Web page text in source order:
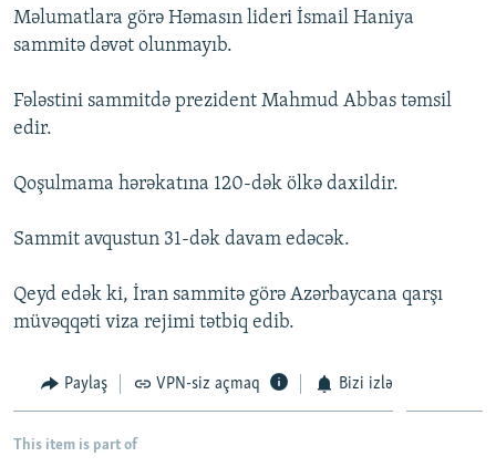
KARIKATURA
İSLAM VƏ DEMOKRATIYA
PEŞƏ ETIKASI VƏ JURNALISTIKA STANDARTLARIMIZ
AZADLIQRADIOSU MOBIL TELEFONUNUZDA
XƏBƏR BÜLLETENLƏRIMIZ
BIZI IZLƏ
RFE/RL-in bütün saytları
Məlumatlara görə Həmasın lideri İsmail Haniya
sammitə dəvət olunmayıb.
Fələstini sammitdə prezident Mahmud Abbas təmsil
edir.
Qoşulmama hərəkatına 120-dək ölkə daxildir.
Sammit avqustun 31-dək davam edəcək.
Qeyd edək ki, İran sammitə görə Azərbaycana qarşı
müvəqqəti viza rejimi tətbiq edib.
Paylaş VPN-siz açmaq Bizi izlə
This item is part of